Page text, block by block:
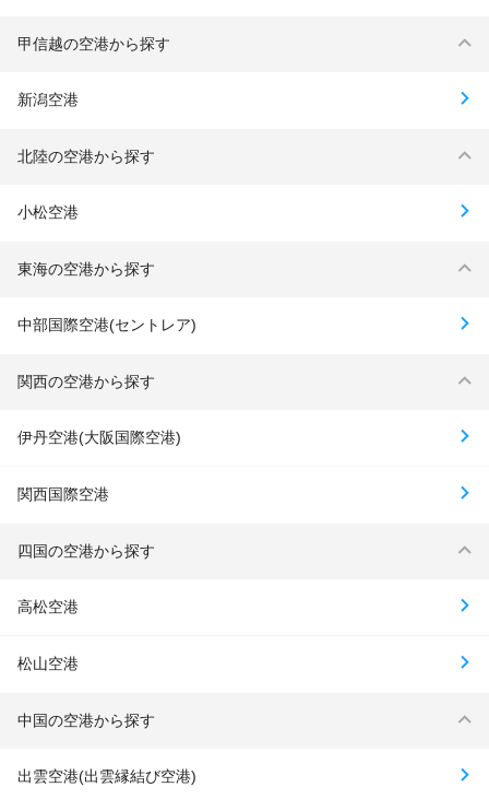
甲信越の空港から探す
新潟空港
北陸の空港から探す
小松空港
東海の空港から探す
中部国際空港(セントレア)
関西の空港から探す
伊丹空港(大阪国際空港)
関西国際空港
四国の空港から探す
高松空港
松山空港
中国の空港から探す
出雲空港(出雲縁結び空港)